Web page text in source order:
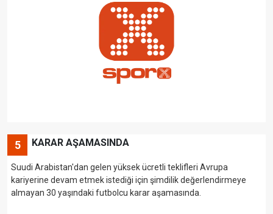
5 KARAR AŞAMASINDA
Suudi Arabistan'dan gelen yüksek ücretli teklifleri Avrupa
kariyerine devam etmek istediği için şimdilik değerlendirmeye
almayan 30 yaşındaki futbolcu karar aşamasında.